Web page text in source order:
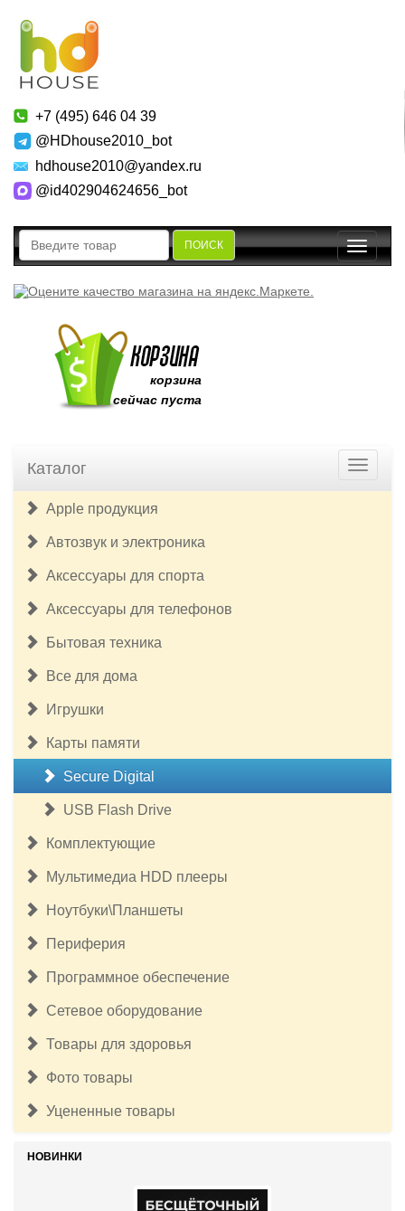
+7 (495) 646 04 39
@HDhouse2010_bot
hdhouse2010@yandex.ru
@id402904624656_bot
ПОИСК
Toggle
корзина
сейчас пуста
Каталог
Apple продукция
Автозвук и электроника
Аксессуары для спорта
Аксессуары для телефонов
Бытовая техника
Все для дома
Игрушки
Карты памяти
Secure Digital
USB Flash Drive
Комплектующие
Мультимедиа HDD плееры
Ноутбуки\Планшеты
Периферия
Программное обеспечение
Сетевое оборудование
Товары для здоровья
Фото товары
Уцененные товары
НОВИНКИ